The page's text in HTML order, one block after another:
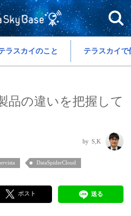
ラスカイのこと テラスカイで
品の違いを把握して
S,K
DataSpiderCloud
ポスト 送る